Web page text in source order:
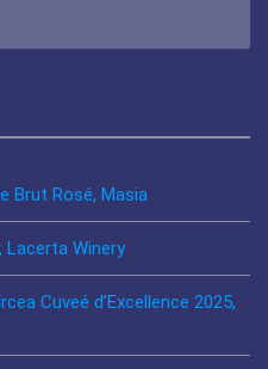
Brut Rosé, Masia
Lacerta Winery
Cuveé d’Excellence 2025,